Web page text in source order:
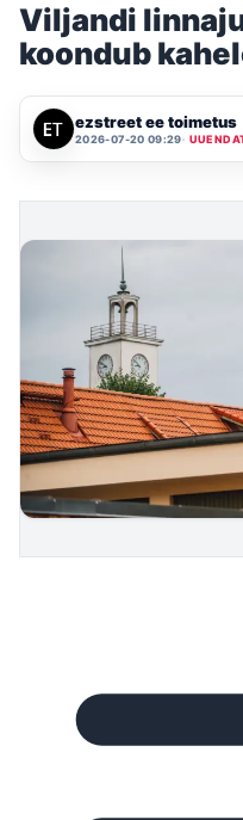
Viljandi
koondub
ezstreet ee toimetus
2026-07-20 09:29